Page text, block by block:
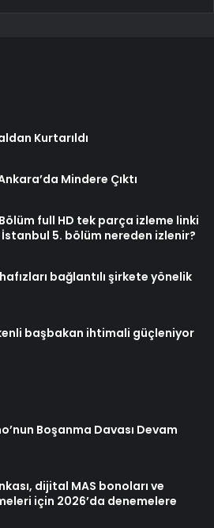
Kurtarıldı
Mindere Çıktı
full HD tek parça izleme linki
İstanbul 5. bölüm nereden izlenir?
bağlantılı şirkete yönelik
başbakan ihtimali güçleniyor
Boşanma Davası Devam
dijital MAS bonoları ve
için 2026’da denemelere